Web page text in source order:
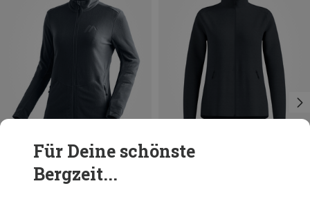
Du sparst 33%
Für Deine schönste
Bergzeit...